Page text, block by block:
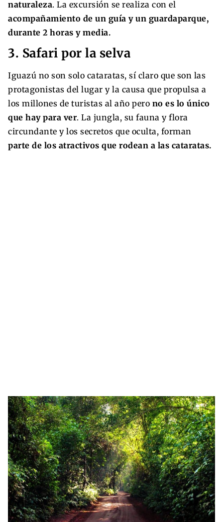
naturaleza. La excursión se realiza con el
acompañamiento de un guía y un guardaparque,
durante 2 horas y media.
3. Safari por la selva
Iguazú no son solo cataratas, sí claro que son las
protagonistas del lugar y la causa que propulsa a
los millones de turistas al año pero no es lo único
que hay para ver. La jungla, su fauna y flora
circundante y los secretos que oculta, forman
parte de los atractivos que rodean a las cataratas.